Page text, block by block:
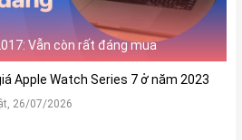
Vẫn còn rất đáng mua
Apple Watch Series 7 ở năm 2023
26/07/2026